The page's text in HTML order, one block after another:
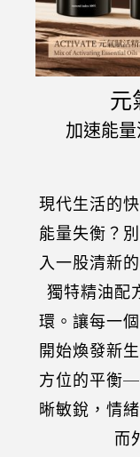
元
加速能
現代生活的
能量失衡？
入一股清新
獨特精油配
環。讓每一
開始煥發新
方位的平衡
晰敏銳，情
而